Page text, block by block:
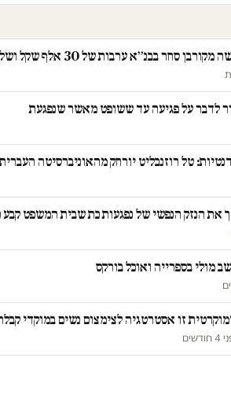
ערבות של 30 אלף שקל ושלחה פקחים לבדוק אם "חזרה לזנות"
לדבר על פגיעה עד ששופט מאשר שנפגעת
טל רוזנבליט יורחק מהאוניברסיטה העברית
את הנזק הנפשי של נפגעות כת שבית המשפט קבע
מולי בספרייה ואוכל בורקס
זו אסטרטגיה לצימצום נשים במוקדי